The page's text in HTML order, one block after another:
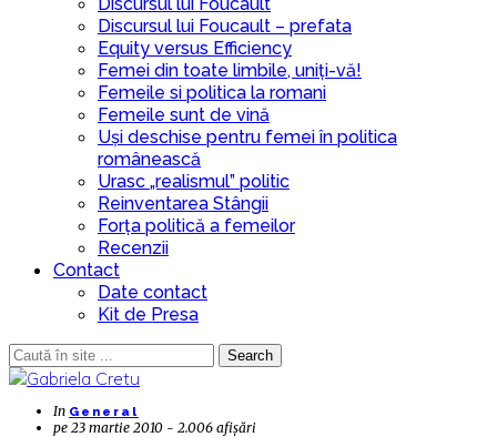
Discursul lui Foucault – prefata
Equity versus Efficiency
Femei din toate limbile, uniți-vă!
Femeile si politica la romani
Femeile sunt de vină
Uși deschise pentru femei în politica
românească
Urasc „realismul” politic
Reinventarea Stângii
Forța politică a femeilor
Recenzii
Contact
Date contact
Kit de Presa
Search
In General
pe 23 martie 2010 - 2.006 afișări